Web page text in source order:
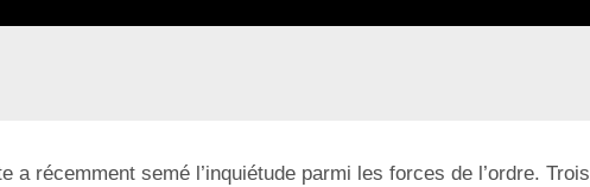
a récemment semé l’inquiétude parmi les forces de l’ordre. Trois